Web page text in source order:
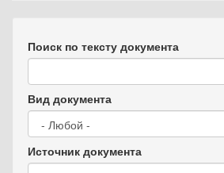
Поиск по тексту документа
Вид документа
Источник документа